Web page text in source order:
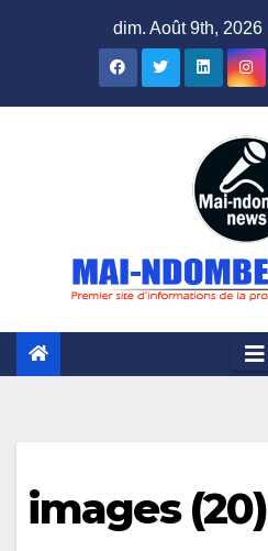
dim. Août 9th, 2026
images (20)